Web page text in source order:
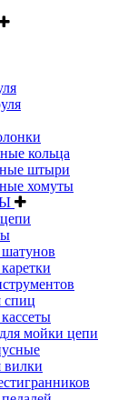
кольца
штыри
хомуты
спиц
мойки цепи
вилки